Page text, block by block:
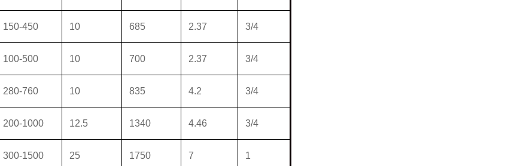
150-450 10 685 2.37 3/4
100-500 10 700 2.37 3/4
280-760 10 835 4.2 3/4
200-1000 12.5 1340 4.46 3/4
300-1500 25 1750 7 1